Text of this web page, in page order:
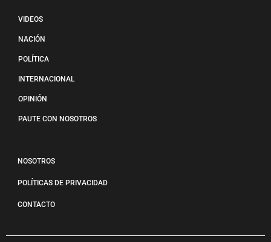
VIDEOS
NACIÓN
POLÍTICA
INTERNACIONAL
OPINIÓN
PAUTE CON NOSOTROS
NOSOTROS
POLÍTICAS DE PRIVACIDAD
CONTACTO